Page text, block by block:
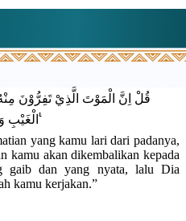
قُلْ اِنَّ الْمَوْتَ الَّذِيْ تَفِرُّوْنَ
الْغَيْبِ وَالشَّهَادَةِ فَيُنَبِّئُكُمْ بِمَا كُنْتُمْ تَعْمَلُوْنَ ࣖ
yang kamu lari dari padanya,
kamu akan dikembalikan kepada
gaib dan yang nyata, lalu Dia
kamu kerjakan.”